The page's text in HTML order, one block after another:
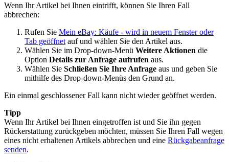
Wenn Ihr Artikel bei Ihnen eintrifft, können Sie Ihren Fall
abbrechen:
Rufen Sie Mein eBay: Käufe - wird in neuem Fenster oder
Tab geöffnet auf und wählen Sie den Artikel aus.
Wählen Sie im Drop-down-Menü Weitere Aktionen die
Option Details zur Anfrage aufrufen aus.
Wählen Sie Schließen Sie Ihre Anfrage aus und geben Sie
mithilfe des Drop-down-Menüs den Grund an.
Ein einmal geschlossener Fall kann nicht wieder geöffnet werden.
Tipp
Wenn Ihr Artikel bei Ihnen eingetroffen ist und Sie ihn gegen
Rückerstattung zurückgeben möchten, müssen Sie Ihren Fall wegen
eines nicht erhaltenen Artikels abbrechen und eine Rückgabeanfrage
senden.